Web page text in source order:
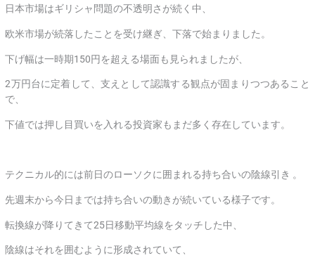
日本市場はギリシャ問題の不透明さが続く中、
欧米市場が続落したことを受け継ぎ、下落で始まりました。
下げ幅は一時期150円を超える場面も見られましたが、
2万円台に定着して、支えとして認識する観点が固まりつつあること
で、
下値では押し目買いを入れる投資家もまだ多く存在しています。
テクニカル的には前日のローソクに囲まれる持ち合いの陰線引き 。
先週末から今日までは持ち合いの動きが続いている様子です。
転換線が降りてきて25日移動平均線をタッチした中、
陰線はそれを囲むように形成されていて、